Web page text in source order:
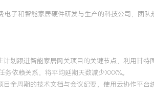
电子和智能家居硬件研发与生产的科技公司，团
计划跟进智能家居网关项目的关键节点，利用甘
务依赖关系，将平均延期天数减少XXX%。
目全周期的技术文档与会议纪要，使用云协作平